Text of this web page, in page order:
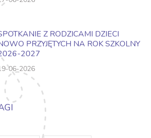
Z RODZICAMI DZIECI
PRZYJĘTYCH NA ROK SZKOLNY
2027
06-2026